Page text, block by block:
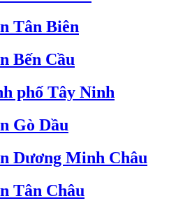
Tân Biên
Bến Cầu
phố Tây Ninh
Gò Dầu
Dương Minh Châu
Tân Châu